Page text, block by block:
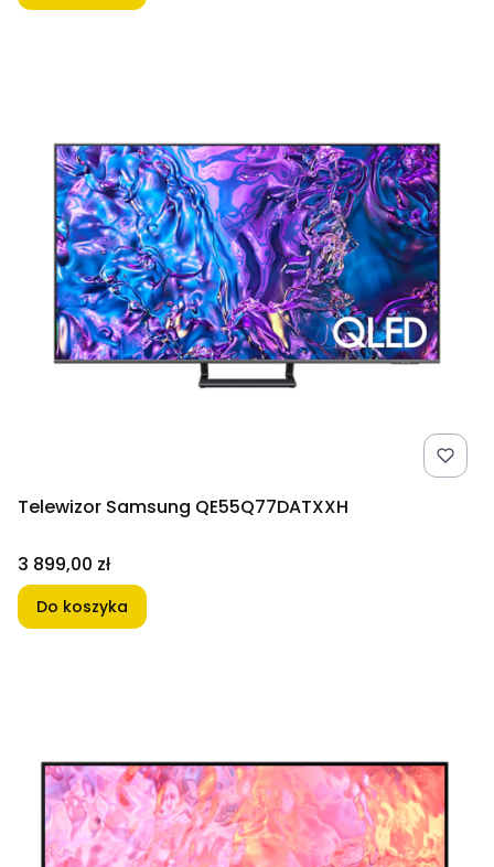
Telewizor Samsung QE55Q77DATXXH
Cena
3 899,00 zł
Do koszyka